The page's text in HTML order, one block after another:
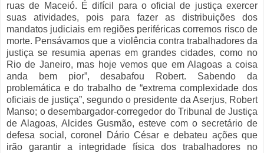
ruas de Maceió. É difícil para o oficial de justiça exercer
suas atividades, pois para fazer as distribuições dos
mandatos judiciais em regiões periféricas corremos risco de
morte. Pensávamos que a violência contra trabalhadores da
justiça se resumia apenas em grandes cidades, como no
Rio de Janeiro, mas hoje vemos que em Alagoas a coisa
anda bem pior”, desabafou Robert. Sabendo da
problemática e do trabalho de “extrema complexidade dos
oficiais de justiça”, segundo o presidente da Aserjus, Robert
Manso; o desembargador-corregedor do Tribunal de Justiça
de Alagoas, Alcides Gusmão, esteve com o secretário de
defesa social, coronel Dário César e debateu ações que
irão garantir a integridade física dos trabalhadores no